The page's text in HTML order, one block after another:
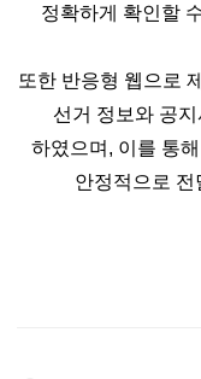
정확하게 확인할
또한 반응형 웹으로
선거 정보와 공
하였으며, 이를 통
안정적으로